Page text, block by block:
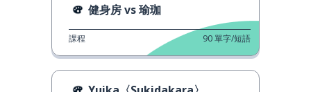
健身房 vs 瑜珈
課程 90單字/短語